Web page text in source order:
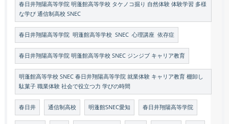
春日井翔陽高等学院 明蓬館高等学校 タケノコ掘り 自然体験 体験学習 多様
な学び 通信制高校 SNEC
春日井翔陽高等学院 明蓬館高等学校 SNEC 心理講座 依存症
春日井翔陽高等学院 明蓬館高等学校 SNEC ジンジブ キャリア教育
明蓬館高等学校 SNEC 春日井翔陽高等学院 就業体験 キャリア教育 棚卸し
駄菓子 職業体験 社会で役立つ力 学びの時間
春日井 通信制高校 明蓬館SNEC愛知 春日井翔陽高等学院